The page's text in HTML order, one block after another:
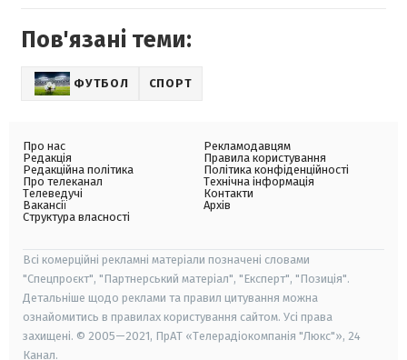
Пов'язані теми:
ФУТБОЛ СПОРТ
Про нас
Редакція
Редакційна політика
Про телеканал
Телеведучі
Вакансії
Структура власності
Рекламодавцям
Правила користування
Політика конфіденційності
Технічна інформація
Контакти
Архів
Всі комерційні рекламні матеріали позначені словами
"Спецпроєкт", "Партнерський матеріал", "Експерт", "Позиція".
Детальніше щодо реклами та правил цитування можна
ознайомитись в правилах користування сайтом. Усі права
захищені. © 2005—2021, ПрАТ «Телерадіокомпанія "Люкс"», 24
Канал.